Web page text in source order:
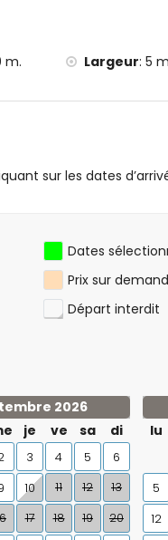
m. Largeur: 5
sur les dates
Dates
Prix sur
Départ interdit
2026
je ve sa di
3 4 5
6
10 11 12
13
17 18 19
20
lu
5
12